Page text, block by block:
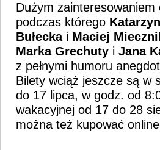
Dużym
podczas którego
Bułeckai Maciej
Marka Grechuty i Jana
z pełnymi humoru
Bilety wciąż jeszcze są w
do 17 lipca, w godz. od
wakacyjnej od 17 do 28
można też kupować